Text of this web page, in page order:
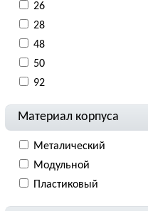
26
28
48
50
92
Материал корпуса
Металический
Модульной
Пластиковый